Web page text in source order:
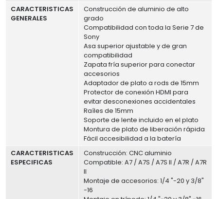
CARACTERISTICAS
GENERALES
Construcción de aluminio de alto
grado
Compatibilidad con toda la Serie 7 de
Sony
Asa superior ajustable y de gran
compatibilidad
Zapata fría superior para conectar
accesorios
Adaptador de plato a rods de 15mm
Protector de conexión HDMI para
evitar desconexiones accidentales
Raíles de 15mm
Soporte de lente incluido en el plato
Montura de plato de liberación rápida
Fácil accesibilidad a la batería
CARACTERISTICAS
ESPECIFICAS
Construcción: CNC aluminio
Compatible: A7 / A7S / A7S II / A7R / A7R
II
Montaje de accesorios: 1/4 "-20 y 3/8"
-16